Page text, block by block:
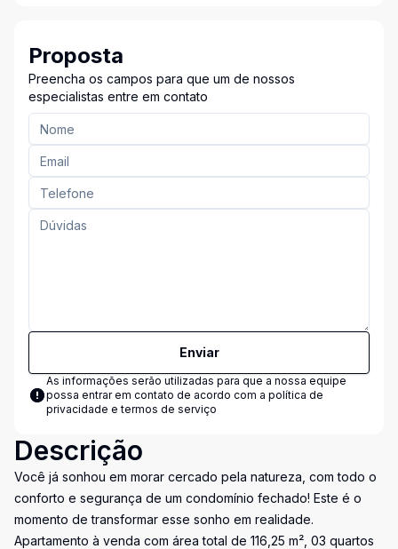
Proposta
Preencha os campos para que um de nossos
especialistas entre em contato
Enviar
As informações serão utilizadas para que a nossa equipe
possa entrar em contato de acordo com a política de
privacidade e termos de serviço
Descrição
Você já sonhou em morar cercado pela natureza, com todo o
conforto e segurança de um condomínio fechado! Este é o
momento de transformar esse sonho em realidade.
Apartamento à venda com área total de 116,25 m², 03 quartos